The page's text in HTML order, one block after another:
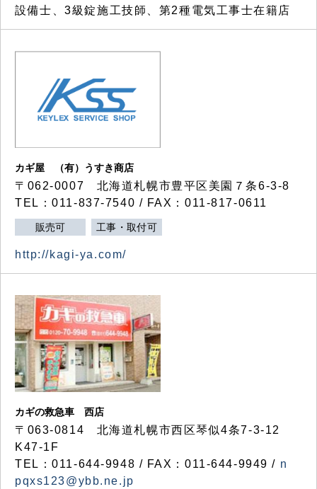
設備士、3級錠施工技師、第2種電気工事士在籍店
カギ屋 （有）うすき商店
〒062-0007 北海道札幌市豊平区美園７条6-3-8
TEL：011-837-7540 / FAX：011-817-0611
販売可 工事・取付可
http://kagi-ya.com/
カギの救急車 西店
〒063-0814 北海道札幌市西区琴似4条7-3-12
K47-1F
TEL：011-644-9948 / FAX：011-644-9949 / n
pqxs123@ybb.ne.jp